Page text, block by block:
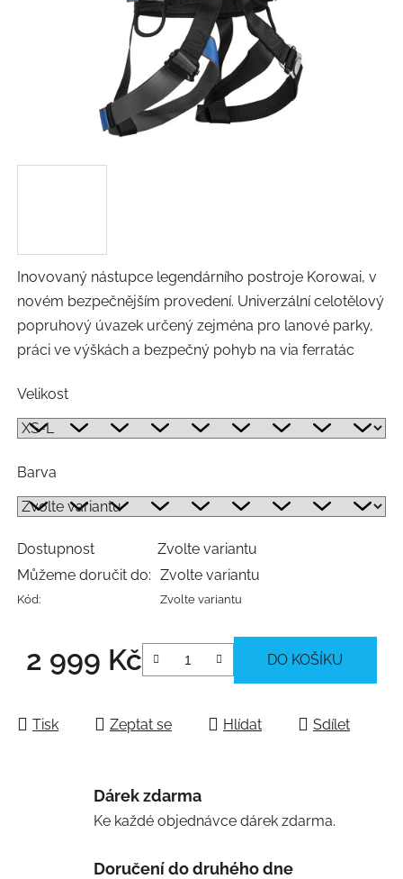
Inovovaný nástupce legendárního postroje Korowai, v
novém bezpečnějším provedení. Univerzální celotělový
popruhový úvazek určený zejména pro lanové parky,
práci ve výškách a bezpečný pohyb na via ferratác
Velikost
Barva
Dostupnost
Zvolte variantu
Můžeme doručit do: Zvolte variantu
Kód: Zvolte variantu
2 999 Kč DO KOŠÍKU
Tisk Zeptat se Hlídat Sdílet
Dárek zdarma
Ke každé objednávce dárek zdarma.
Doručení do druhého dne